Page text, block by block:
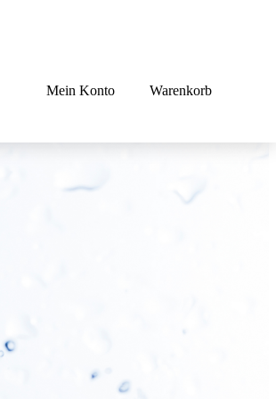
Mein Konto Warenkorb